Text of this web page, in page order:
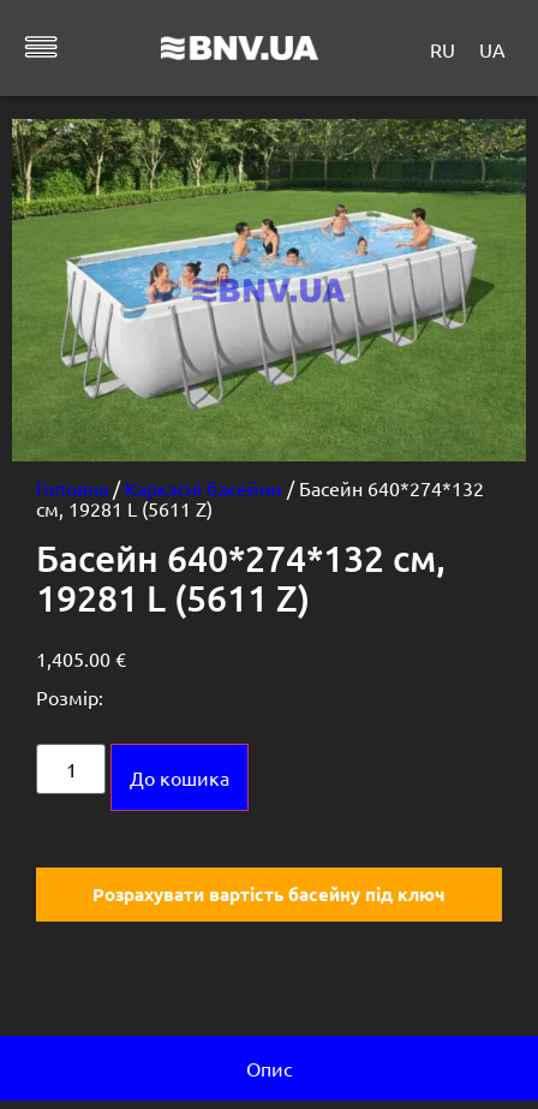
RU UA
Головна / Каркасні басейни / Басейн 640*274*132
см, 19281 L (5611 Z)
Басейн 640*274*132 см,
19281 L (5611 Z)
1,405.00 €
Розмір:
До кошика
Розрахувати вартість басейну під ключ
Опис